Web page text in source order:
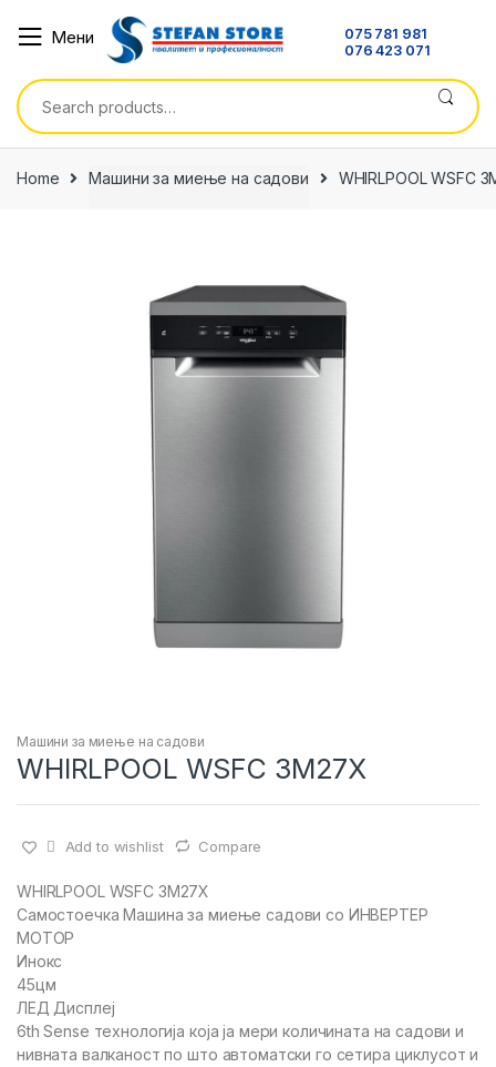
Мени
075 781 981
076 423 071
Search
for:
Home Машини за миење на садови WHIRLPOOL WSFC
Машини за миење на садови
WHIRLPOOL WSFC 3M27X
Add to wishlist Compare
WHIRLPOOL WSFC 3M27X
Самостоечка Машина за миење садови со ИНВЕРТЕР
МОТОР
Инокс
45цм
ЛЕД Дисплеј
6th Sense технологија која ја мери количината на садови и
нивната валканост по што автоматски го сетира циклусот и